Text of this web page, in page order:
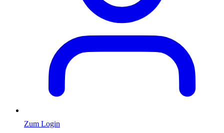
Zum Login